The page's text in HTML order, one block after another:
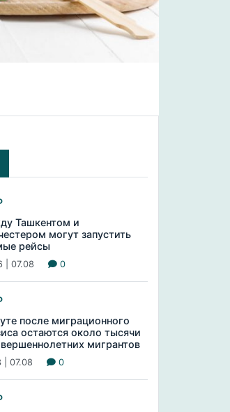
Ташкентом и
могут запустить
рейсы
| 07.08 0
после миграционного
остаются около тысячи
мигрантов
| 07.08 0